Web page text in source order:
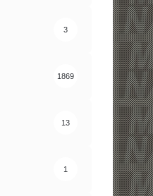
3
1869
13
1